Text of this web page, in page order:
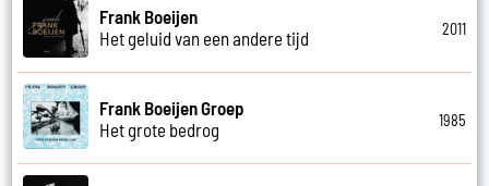
Frank Boeijen
Het geluid van een andere tijd
2011
Frank Boeijen Groep
Het grote bedrog
1985